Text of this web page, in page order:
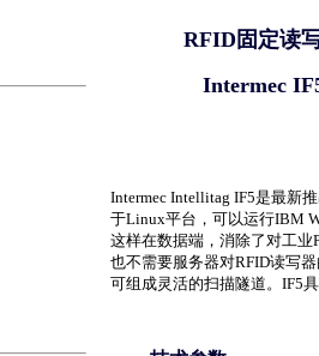
RFID固定读
Intermec
Intermec Intellitag IF5是最新
于Linux平台，可以运行IBM
这样在数据端，消除了对工
也不需要服务器对RFID读写
可组成灵活的扫描隧道。IF5